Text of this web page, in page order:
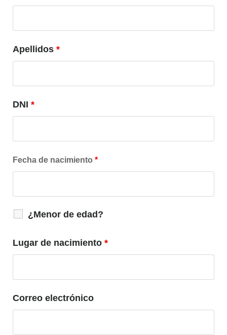
Apellidos *
DNI *
Fecha de nacimiento *
¿Menor de edad?
Lugar de nacimiento *
Correo electrónico